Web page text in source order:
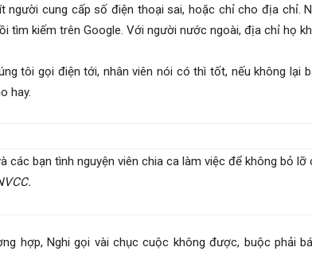
hai
phong,
người cung cấp số điện thoại sai, hoặc chỉ cho địa chỉ.
tìm kiếm trên Google. Với người nước ngoài, địa chỉ họ
tôi gọi điện tới, nhân viên nói có thì tốt, nếu không lại
hay.
các bạn tình nguyện viên chia ca làm việc để không bỏ
hợp, Nghi gọi vài chục cuộc không được, buộc phải